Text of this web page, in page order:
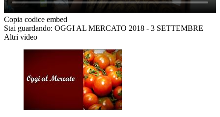
Copia codice embed
Stai guardando: OGGI AL MERCATO 2018 - 3 SETTEMBRE
Altri video